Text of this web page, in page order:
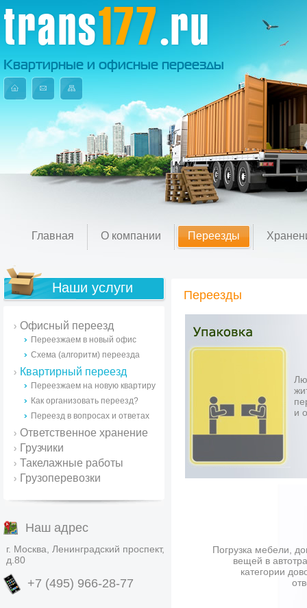
trans177.ru
Квартирные и офисные переезды
Главная О компании Переезды
Наши услуги
Офисный переезд
Переезжаем в новый офис
Схема (алгоритм) переезда
Квартирный переезд
Переезжаем на новую квартиру
Как организовать переезд?
Переезд в вопросах и ответах
Ответственное хранение
Грузчики
Такелажные работы
Грузоперевозки
Наш адрес
г. Москва, Ленинградский проспект,
д.80
+7 (495) 966-28-77
Переезды
и
Погрузка мебели,
вещей в
категории